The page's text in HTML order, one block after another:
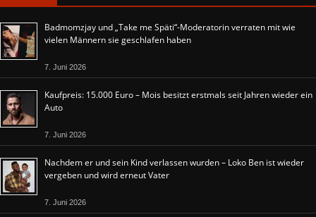
Badmomzjay und „Take me Späti“-Moderatorin verraten mit wie
vielen Männern sie geschlafen haben
7. Juni 2026
Kaufpreis: 15.000 Euro – Mois besitzt erstmals seit Jahren wieder ein
Auto
7. Juni 2026
Nachdem er und sein Kind verlassen wurden – Loko Ben ist wieder
vergeben und wird erneut Vater
7. Juni 2026